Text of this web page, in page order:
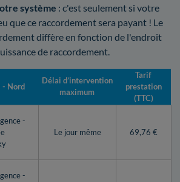
système : c'est seulement si votre
que ce raccordement sera payant ! Le
diffère en fonction de l'endroit
de raccordement.
- Nord
Délai d’intervention
maximum
Tarif
prestation
(TTC)
-
Le jour même 69,76 €
-